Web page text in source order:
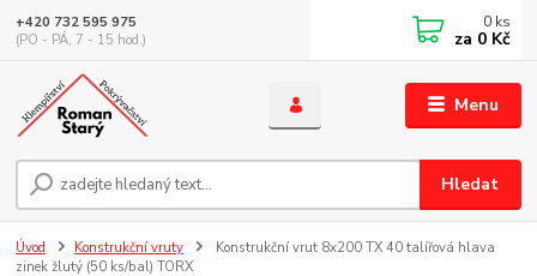
Menu
Hledat
+420 732 595 975
(PO - PÁ, 7 - 15 hod.)
0 ks
za 0 Kč
Úvod Konstrukční vruty
Konstrukční vrut 8x200 TX 40 talířová hlava
zinek žlutý (50 ks/bal) TORX